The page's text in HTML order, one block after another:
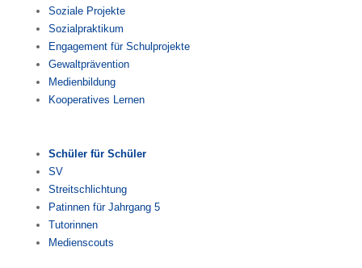
Soziale Projekte
Sozialpraktikum
Engagement für Schulprojekte
Gewaltprävention
Medienbildung
Kooperatives Lernen
Schüler für Schüler
SV
Streitschlichtung
Patinnen für Jahrgang 5
Tutorinnen
Medienscouts